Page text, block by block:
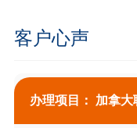
客户心声
办理项目： 加拿大